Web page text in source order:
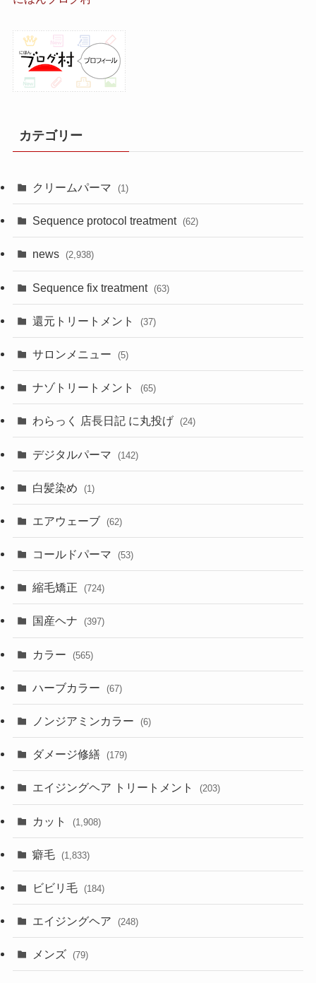
カテゴリー
クリームパーマ (1)
Sequence protocol treatment (62)
news (2,938)
Sequence fix treatment (63)
還元トリートメント (37)
サロンメニュー (5)
ナゾトリートメント (65)
わらっく 店長日記 に丸投げ (24)
デジタルパーマ (142)
白髪染め (1)
エアウェーブ (62)
コールドパーマ (53)
縮毛矯正 (724)
国産ヘナ (397)
カラー (565)
ハーブカラー (67)
ノンジアミンカラー (6)
ダメージ修繕 (179)
エイジングヘア トリートメント (203)
カット (1,908)
癖毛 (1,833)
ビビリ毛 (184)
エイジングヘア (248)
メンズ (79)